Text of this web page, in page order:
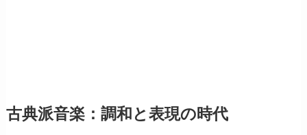
古典派音楽：調和と表現の時代